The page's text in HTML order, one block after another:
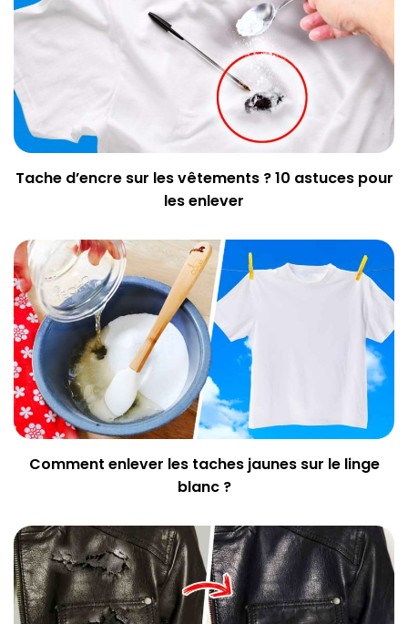
Tache d’encre sur les vêtements ? 10 astuces pour
les enlever
Comment enlever les taches jaunes sur le linge
blanc ?